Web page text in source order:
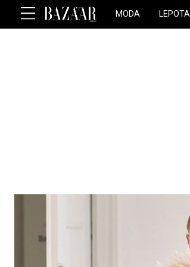
MODA LEPOTA